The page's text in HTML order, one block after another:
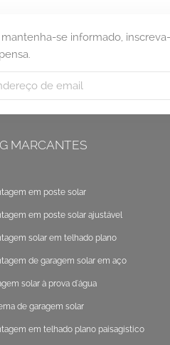
se informado,
MARCANTES
em poste solar
em poste solar ajustável
solar em telhado plano
de garagem solar em aço
solar à prova d'água
de garagem solar
em telhado plano paisagístico